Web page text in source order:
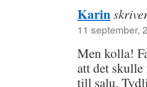
Karin
11 september,
Men kolla!
att det
till salu.